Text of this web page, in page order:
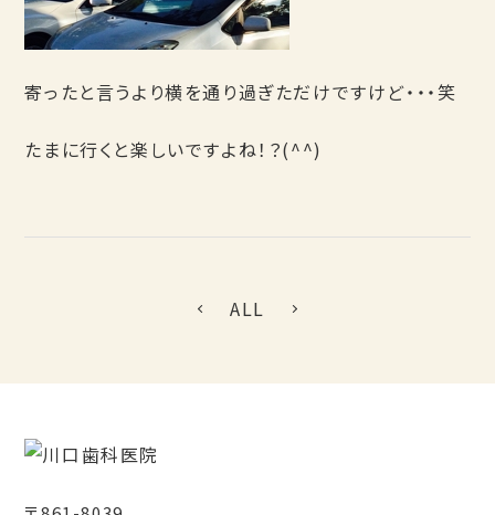
寄ったと言うより横を通り過ぎただけですけど・・・笑
たまに行くと楽しいですよね！？(^^)
ALL